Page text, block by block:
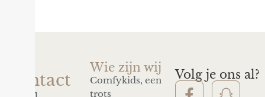
Contact
Wie zijn wij
Comfykids, een
trots
Volg je ons al?